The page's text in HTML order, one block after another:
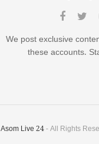
We post exclusive
these accounts.
Asom Live 24- All Rights